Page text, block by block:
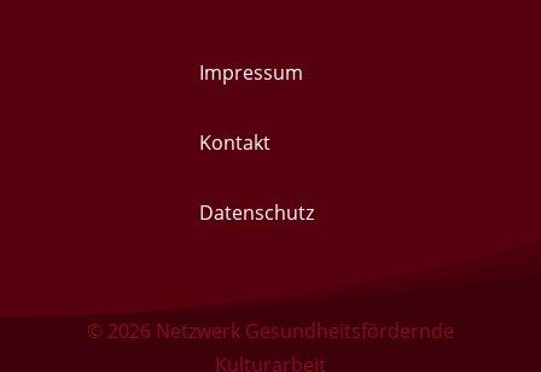
Impressum
Kontakt
Datenschutz
© 2026 Netzwerk Gesundheitsfördernde
Kulturarbeit